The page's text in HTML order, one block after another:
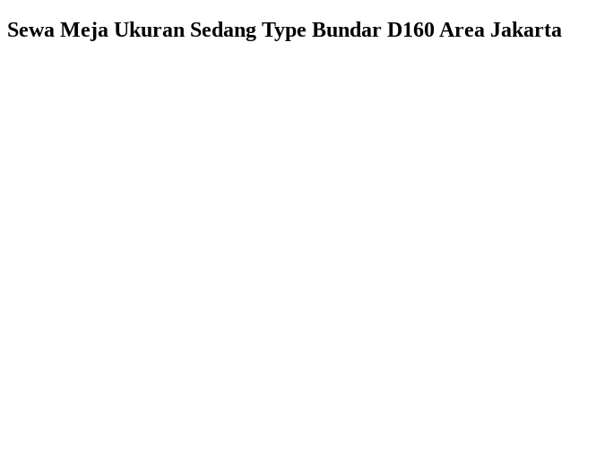
Sewa Meja Ukuran Sedang Type Bundar D160 Area Jakarta